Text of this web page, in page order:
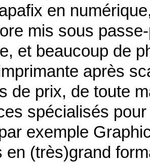
en
mis sous
et beaucoup de
après
de prix, de toute
spécialisés
exemple
en (très)grand